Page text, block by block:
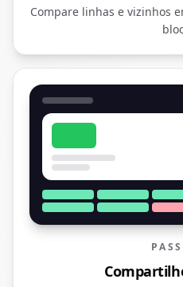
Compare linhas e vizinhos